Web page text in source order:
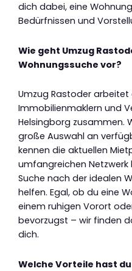
dich dabei, eine
Bedürfnissen und
Wie geht Umzug
Wohnungssuche vor?
Umzug Rastoder
Immobilienmaklern und
Helsingborg zusammen.
große Auswahl an
kennen die aktuellen
umfangreichen
Suche nach der idealen
helfen. Egal, ob du eine
einem ruhigen Vorort
bevorzugst – wir finden
dich.
Welche Vorteile hast